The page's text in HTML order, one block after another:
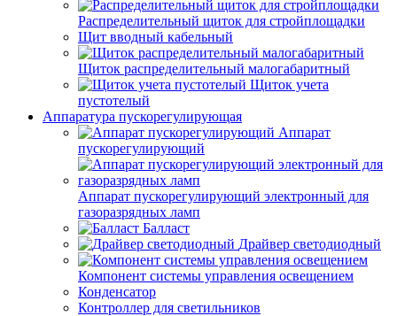
Распределительный щиток для стройплощадки
Щит вводный кабельный
Щиток распределительный малогабаритный
Щиток учета
пустотелый
Аппаратура пускорегулирующая
Аппарат
пускорегулирующий
Аппарат пускорегулирующий электронный для
газоразрядных ламп
Балласт
Драйвер светодиодный
Компонент системы управления освещением
Конденсатор
Контроллер для светильников